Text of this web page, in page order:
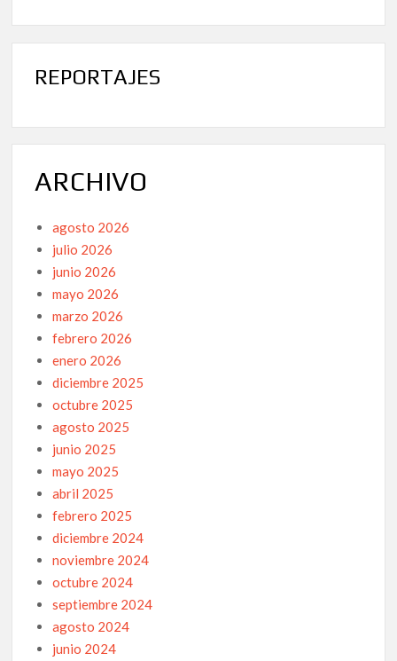
REPORTAJES
ARCHIVO
agosto 2026
julio 2026
junio 2026
mayo 2026
marzo 2026
febrero 2026
enero 2026
diciembre 2025
octubre 2025
agosto 2025
junio 2025
mayo 2025
abril 2025
febrero 2025
diciembre 2024
noviembre 2024
octubre 2024
septiembre 2024
agosto 2024
junio 2024